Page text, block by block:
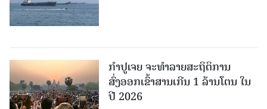
ກຳປູເຈຍ ຈະທຳລາຍສະຖິຕິການ
ສົ່ງອອກເຂົ້າສານເກີນ 1 ລ້ານໂຕນ ໃນ
ປີ 2026